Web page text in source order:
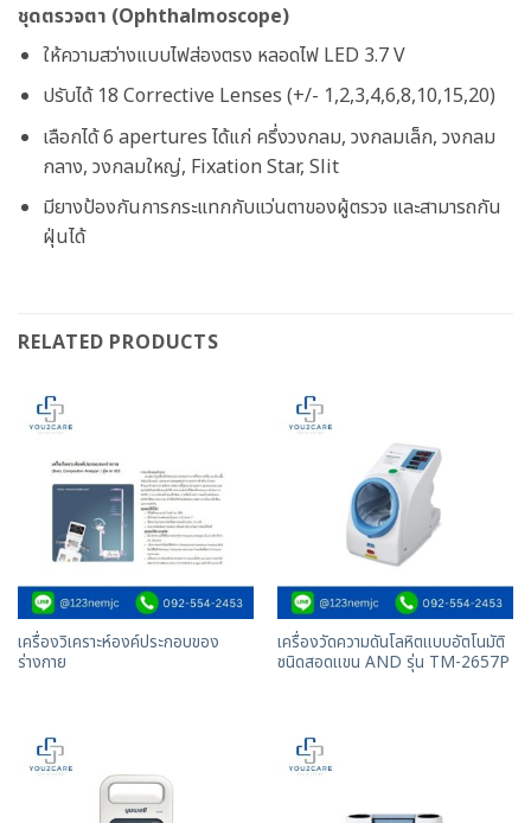
ชุดตรวจตา (Ophthalmoscope)
ให้ความสว่างแบบไฟส่องตรง หลอดไฟ LED 3.7 V
ปรับได้ 18 Corrective Lenses (+/- 1,2,3,4,6,8,10,15,20)
เลือกได้ 6 apertures ได้แก่ ครึ่งวงกลม, วงกลมเล็ก, วงกลม
กลาง, วงกลมใหญ่, Fixation Star, Slit
มียางป้องกันการกระแทกกับแว่นตาของผู้ตรวจ และสามารถกัน
ฝุ่นได้
RELATED PRODUCTS
เครื่องวิเคราะห์องค์ประกอบของ
ร่างกาย
เครื่องวัดความดันโลหิตแบบอัตโนมัติ
ชนิดสอดแขน AND รุ่น TM-2657P